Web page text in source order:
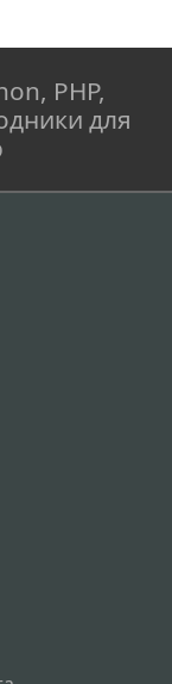
PHP,
для